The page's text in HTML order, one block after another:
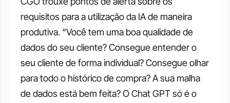
requisitos para a utilização da IA de maneira
produtiva. “Você tem uma boa qualidade de
dados do seu cliente? Consegue entender o
seu cliente de forma individual? Consegue olhar
para todo o histórico de compra? A sua malha
de dados está bem feita? O Chat GPT só é o